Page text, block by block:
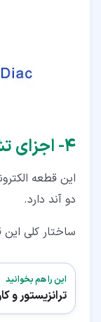
۴‏- اجزای تشکیل دهنده دیاک
دو آند دارد.
ساختار کلی
این را هم بخوانید
ترانزیستور و